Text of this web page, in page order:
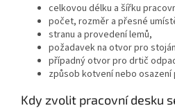
celkovou délku a šířku
počet, rozměr a přesné
stranu a provedení lemů,
požadavek na otvor pro
případný otvor pro drtič
způsob kotvení nebo
Kdy zvolit pracovní desku